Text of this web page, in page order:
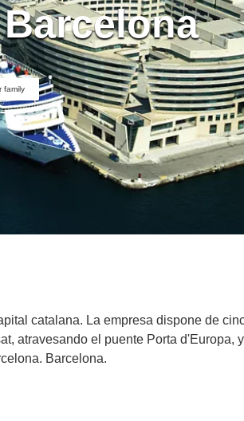
family
catalana. La empresa dispone de
atravesando el puente Porta d'Europa,
Barcelona.